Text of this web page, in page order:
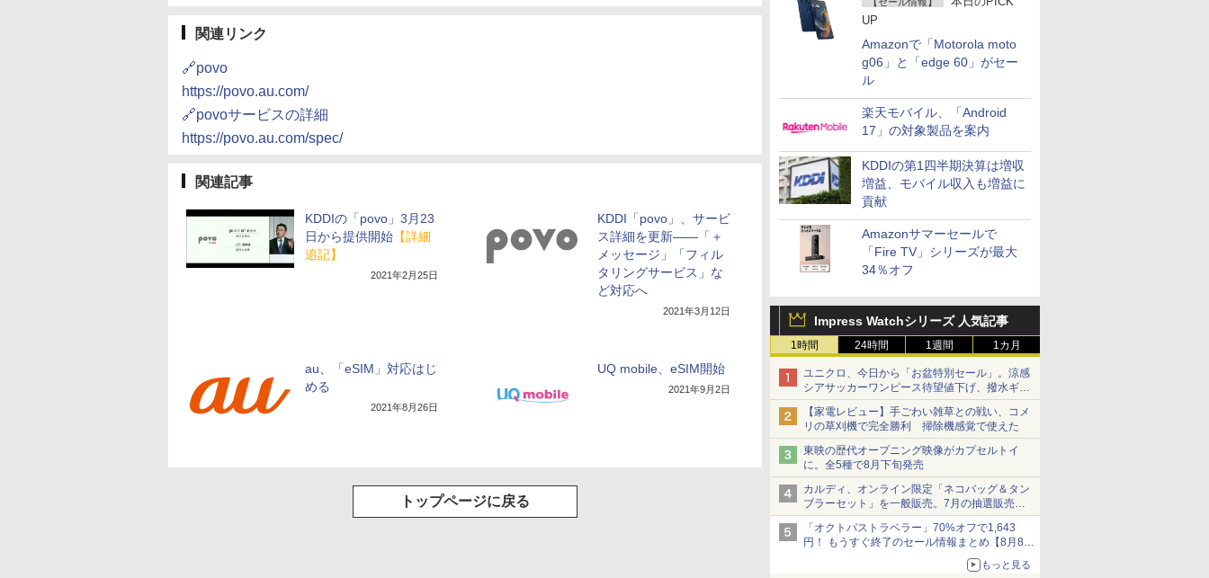
UP
Amazonで「Motorola moto
g06」と「edge 60」がセー
ル
楽天モバイル、「Android
17」の対象製品を案内
KDDIの第1四半期決算は増収
増益、モバイル収入も増益に
貢献
Amazonサマーセールで
「Fire TV」シリーズが最大
34％オフ
Impress Watchシリーズ 人気記事
1時間 24時間 1週間 1カ月
ユニクロ、今日から「お盆特別セール」。涼感
シアサッカーワンピース待望値下げ、撥水ギア
ショーツは1990円に
【家電レビュー】手ごわい雑草との戦い、コメ
リの草刈機で完全勝利 掃除機感覚で使えた
東映の歴代オープニング映像がカプセルトイ
に。全5種で8月下旬発売
カルディ、オンライン限定「ネコバッグ＆タン
ブラーセット」を一般販売。7月の抽選販売の
当選無効分
「オクトパストラベラー」70%オフで1,643
円！ もうすぐ終了のセール情報まとめ【8月8日
ニンテンドーeショップでは「大神 絶景版」が
もっと見る
関連リンク
🔗povo
https://povo.au.com/
🔗povoサービスの詳細
https://povo.au.com/spec/
関連記事
KDDIの「povo」3月23
日から提供開始 【詳細
追記】
2021年2月25日
KDDI「povo」、サービ
ス詳細を更新――「＋
メッセージ」「フィル
タリングサービス」な
ど対応へ
2021年3月12日
au、「eSIM」対応はじ
める
2021年8月26日
UQ mobile、eSIM開始
2021年9月2日
トップページに戻る